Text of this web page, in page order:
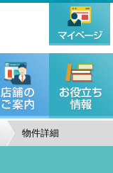
物件詳細